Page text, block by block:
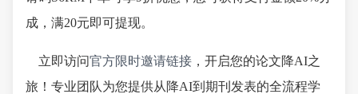
成，满20元即可提现。
立即访问官方限时邀请链接 ，开启您的论文降AI之
旅！专业团队为您提供从降AI到期刊发表的全流程学